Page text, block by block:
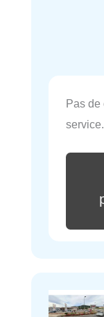
Pas de
service.